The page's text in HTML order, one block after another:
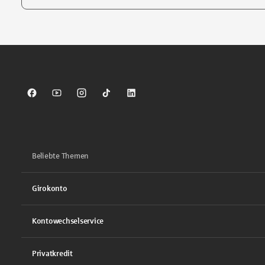
Sparkasse auf Facebook
Sparkasse auf Youtube
Sparkasse auf Instagram
Sparkasse auf TikTok
Sparkasse auf LinkedIn
Beliebte Themen
Girokonto
Kontowechselservice
Privatkredit